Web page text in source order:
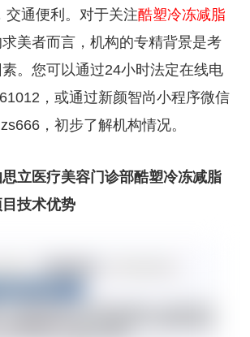
交通便利。对于关注酷塑冷冻减脂
求美者而言，机构的专精背景是考
。您可以通过24小时法定在线电
，或通过新颜智尚小程序微信
，初步了解机构情况。
立医疗美容门诊部酷塑冷冻减脂
技术优势